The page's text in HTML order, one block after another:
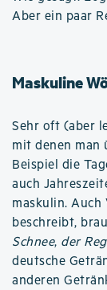
Aber ein paar
Maskuline
Sehr oft (aber
mit denen man
Beispiel die
auch
maskulin. Auch
beschreibt,
Schnee, der
deutsche
anderen